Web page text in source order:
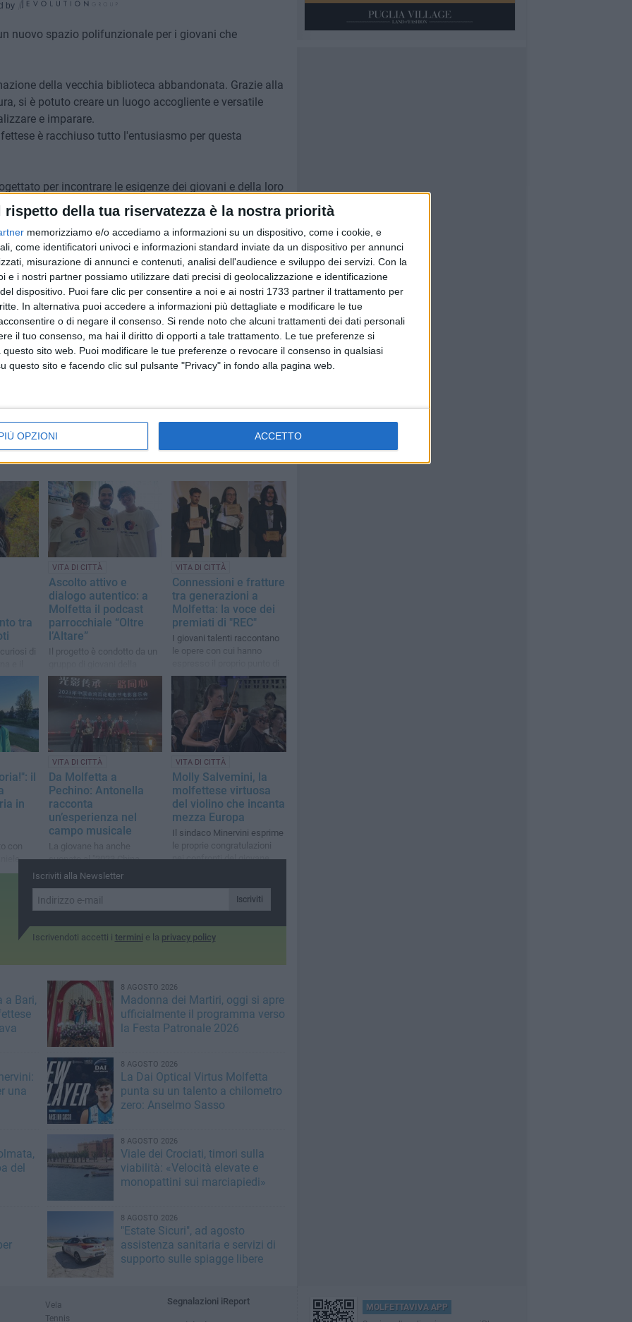
rispetto della tua riservatezza è la nostra priorità
memorizziamo e/o accediamo a informazioni su un dispositivo, come i cookie, e
come identificatori univoci e informazioni standard inviate da un dispositivo per annunci
misurazione di annunci e contenuti, analisi dell'audience e sviluppo dei servizi. Con la
e i nostri partner possiamo utilizzare dati precisi di geolocalizzazione e identificazione
dispositivo. Puoi fare clic per consentire a noi e ai nostri 1733 partner il trattamento per
In alternativa puoi accedere a informazioni più dettagliate e modificare le tue
o di negare il consenso. Si rende noto che alcuni trattamenti dei dati personali
il tuo consenso, ma hai il diritto di opporti a tale trattamento. Le tue preferenze si
sito web. Puoi modificare le tue preferenze o revocare il consenso in qualsiasi
questo sito e facendo clic sul pulsante "Privacy" in fondo alla pagina web.
OPZIONI ACCETTO
by
nuovo spazio polifunzionale per i giovani che
della vecchia biblioteca abbandonata. Grazie alla
si è potuto creare un luogo accogliente e versatile
e imparare.
è racchiuso tutto l'entusiasmo per questa
per incontrare le esigenze dei giovani e della loro
- offrendo loro uno spazio sicuro e accogliente dove
le loro abilità e creare relazioni significative".
e
8 AGOSTO 2026
Le forze di maggioranza: «Con la
nomina di Angeletti completata
la squadra di governo della
città»
tra
di
strada»
VITA DI CITTÀ
Ascolto attivo e
dialogo autentico: a
Molfetta il podcast
parrocchiale “Oltre
l’Altare”
Il progetto è condotto da un
Madonna della Rosa
VITA DI CITTÀ
Connessioni e fratture
tra generazioni a
Molfetta: la voce dei
premiati di "REC"
I giovani talenti raccontano
le opere con cui hanno
vista sulla città
il
in
con
sul
VITA DI CITTÀ
Da Molfetta a
Pechino: Antonella
racconta
un’esperienza nel
campo musicale
La giovane ha anche
suonato al "2023 China
Golden Rooster & Hundred
Concert"
VITA DI CITTÀ
Molly Salvemini, la
molfettese virtuosa
del violino che incanta
mezza Europa
Il sindaco Minervini esprime
le proprie congratulazioni
nei confronti del giovane
Iscriviti alla Newsletter
Iscriviti
Iscrivendoti accetti i termini e la privacy policy
a Bari,
8 AGOSTO 2026
Madonna dei Martiri, oggi si apre
ufficialmente il programma verso
la Festa Patronale 2026
una
8 AGOSTO 2026
La Dai Optical Virtus Molfetta
punta su un talento a chilometro
zero: Anselmo Sasso
del
8 AGOSTO 2026
Viale dei Crociati, timori sulla
viabilità: «Velocità elevate e
monopattini sui marciapiedi»
8 AGOSTO 2026
"Estate Sicuri", ad agosto
assistenza sanitaria e servizi di
supporto sulle spiagge libere
Vela
Tennis
Segnalazioni iReport
MOLFETTAVIVA APP